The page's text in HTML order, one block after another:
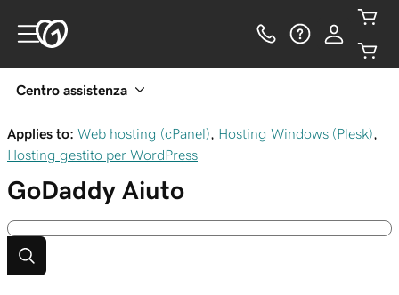
Centro assistenza
Applies to: Web hosting (cPanel) Hosting Windows (Plesk)
Hosting gestito per WordPress
GoDaddy Aiuto